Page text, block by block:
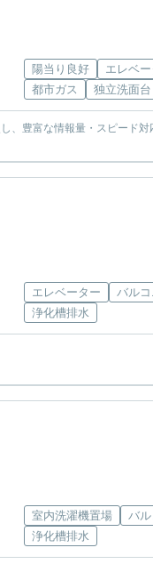
陽当り良好 エレベ
都市ガス
独立洗面台
、豊富な情報量・スピード
エレベーター バル
浄化槽排水
室内洗濯機置場 バ
浄化槽排水